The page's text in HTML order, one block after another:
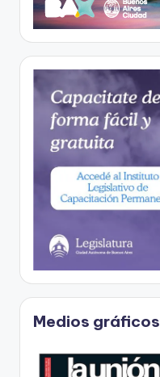
Medios gráficos